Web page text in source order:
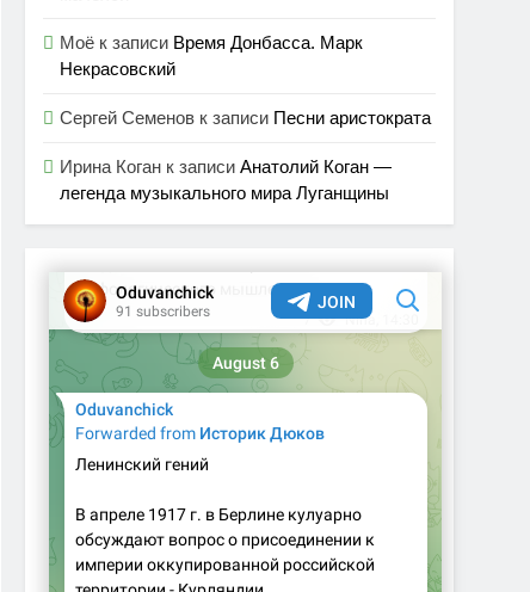
Моё к записи Время Донбасса. Марк
Некрасовский
Сергей Семенов к записи Песни аристократа
Ирина Коган к записиАнатолий Коган —
легенда музыкального мира Луганщины